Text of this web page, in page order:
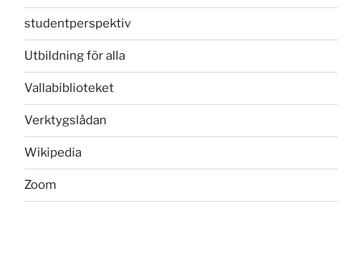
studentperspektiv
Utbildning för alla
Vallabiblioteket
Verktygslådan
Wikipedia
Zoom